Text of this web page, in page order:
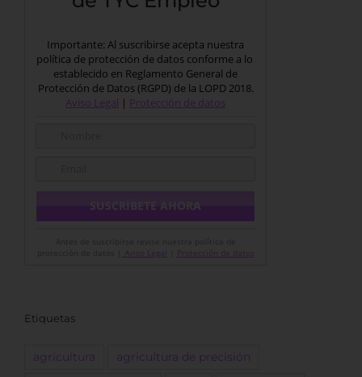
Importante: Al suscribirse acepta nuestra
política de protección de datos conforme a lo
establecido en Reglamento General de
Protección de Datos (RGPD) de la LOPD 2018.
Aviso Legal | Protección de datos
Aviso Legal Protección de datos
Etiquetas
agricultura agricultura de precisión